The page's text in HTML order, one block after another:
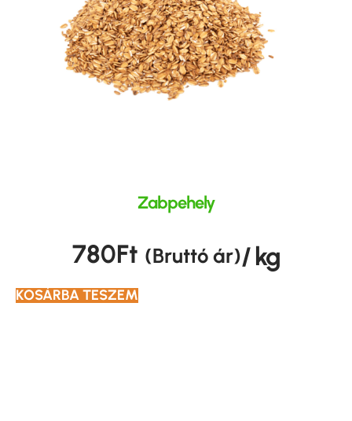
Zabpehely
780Ft (Bruttó ár)/ kg
KOSÁRBA TESZEM